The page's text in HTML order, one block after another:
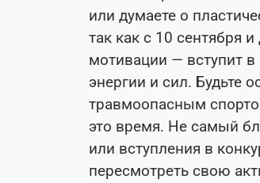
или думаете о
так как с 10 сентября
мотивации — вступит
энергии и сил. Будьте
травмоопасным
это время. Не самый
или вступления в
пересмотреть свою